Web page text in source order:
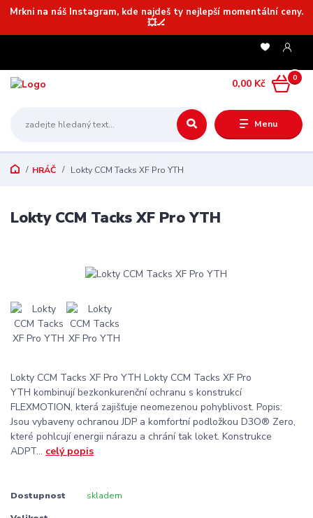
Mrkni na náš Instagram, kde najdeš ty nejlepší momentální ceny.
💥🏒
Menu
0
0,00 Kč
HRÁČ Lokty CCM Tacks XF Pro YTH
Lokty CCM Tacks XF Pro YTH
Lokty CCM Tacks XF Pro YTH Lokty CCM Tacks XF Pro
YTH kombinují bezkonkurenční ochranu s konstrukcí
FLEXMOTION, která zajišťuje neomezenou pohyblivost. Popis:
Jsou vybaveny ochranou JDP a komfortní podložkou D3O® Zero,
které pohlcují energii nárazu a chrání tak loket. Konstrukce
ADPT... celý popis
Dostupnost skladem